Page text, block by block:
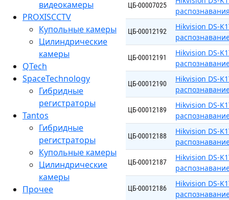
видеокамеры
PROXISCCTV
Купольные камеры
Цилиндрические
камеры
QTech
SpaceTechnology
Гибридные
регистраторы
Tantos
Гибридные
регистраторы
Купольные камеры
Цилиндрические
камеры
Прочее
ЦБ-00007025
ЦБ-00012192
Hikvision DS-
ЦБ-00012191
Hikvision DS-
ЦБ-00012190
Hikvision DS-
ЦБ-00012189
Hikvision DS-
ЦБ-00012188
Hikvision DS-
ЦБ-00012187
Hikvision DS-
ЦБ-00012186
Hikvision DS-